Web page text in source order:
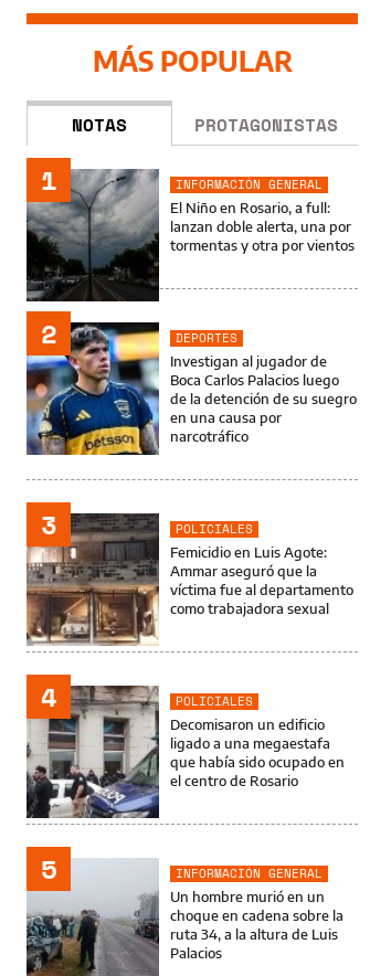
MÁS POPULAR
NOTAS PROTAGONISTAS
1
INFORMACIÓN GENERAL
El Niño en Rosario, a full:
lanzan doble alerta, una por
tormentas y otra por vientos
2
DEPORTES
Investigan al jugador de
Boca Carlos Palacios luego
de la detención de su suegro
en una causa por
narcotráfico
3
POLICIALES
Femicidio en Luis Agote:
Ammar aseguró que la
víctima fue al departamento
como trabajadora sexual
4
POLICIALES
Decomisaron un edificio
ligado a una megaestafa
que había sido ocupado en
el centro de Rosario
5
INFORMACIÓN GENERAL
Un hombre murió en un
choque en cadena sobre la
ruta 34, a la altura de Luis
Palacios